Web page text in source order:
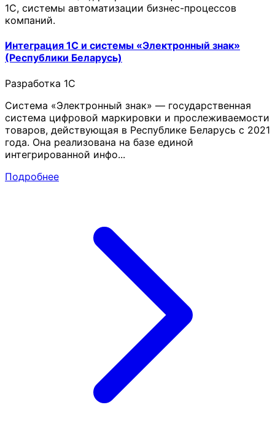
1С, системы автоматизации бизнес-процессов
компаний.
Интеграция 1С и системы «Электронный знак»
(Республики Беларусь)
Разработка 1C
Система «Электронный знак» — государственная
система цифровой маркировки и прослеживаемости
товаров, действующая в Республике Беларусь с 2021
года. Она реализована на базе единой
интегрированной инфо...
Подробнее